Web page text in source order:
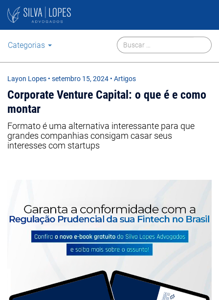
Categorias
Layon Lopes • setembro 15, 2024 • Artigos
Corporate Venture Capital: o que é e como
montar
Formato é uma alternativa interessante para que
grandes companhias consigam casar seus
interesses com startups